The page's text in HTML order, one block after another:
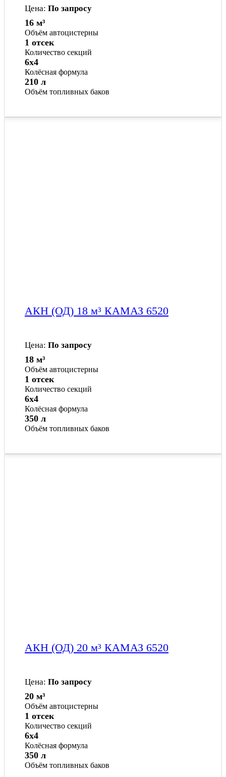
Цена: По запросу
Объём автоцистерны
16 м³
Количество секций
1 отсек
Колёсная формула
6x4
Объём топливных баков
210 л
АКН (ОД) 18 м³ КАМАЗ 6520
Цена: По запросу
Объём автоцистерны
18 м³
Количество секций
1 отсек
Колёсная формула
6x4
Объём топливных баков
350 л
АКН (ОД) 20 м³ КАМАЗ 6520
Цена: По запросу
Объём автоцистерны
20 м³
Количество секций
1 отсек
Колёсная формула
6x4
Объём топливных баков
350 л